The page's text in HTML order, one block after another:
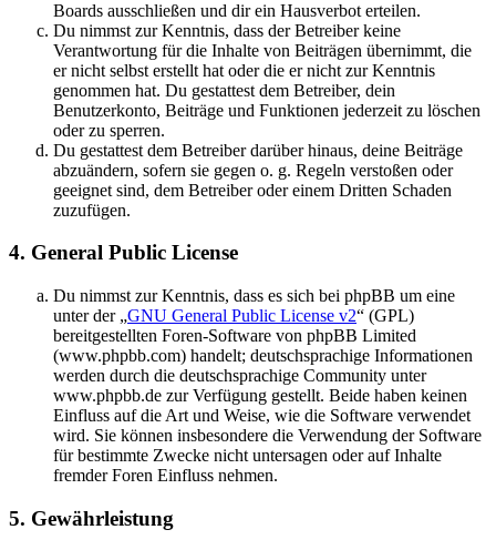
Boards ausschließen und dir ein Hausverbot erteilen.
Du nimmst zur Kenntnis, dass der Betreiber keine
Verantwortung für die Inhalte von Beiträgen übernimmt, die
er nicht selbst erstellt hat oder die er nicht zur Kenntnis
genommen hat. Du gestattest dem Betreiber, dein
Benutzerkonto, Beiträge und Funktionen jederzeit zu löschen
oder zu sperren.
Du gestattest dem Betreiber darüber hinaus, deine Beiträge
abzuändern, sofern sie gegen o. g. Regeln verstoßen oder
geeignet sind, dem Betreiber oder einem Dritten Schaden
zuzufügen.
4. General Public License
Du nimmst zur Kenntnis, dass es sich bei phpBB um eine
unter der „GNU General Public License v2“ (GPL)
bereitgestellten Foren-Software von phpBB Limited
(www.phpbb.com) handelt; deutschsprachige Informationen
werden durch die deutschsprachige Community unter
www.phpbb.de zur Verfügung gestellt. Beide haben keinen
Einfluss auf die Art und Weise, wie die Software verwendet
wird. Sie können insbesondere die Verwendung der Software
für bestimmte Zwecke nicht untersagen oder auf Inhalte
fremder Foren Einfluss nehmen.
5. Gewährleistung